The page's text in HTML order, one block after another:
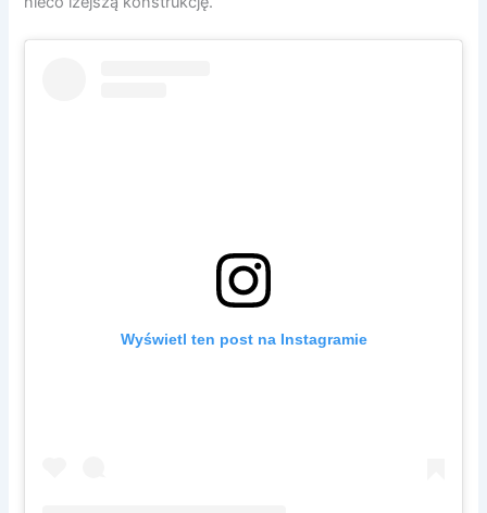
Wyświetl ten post na Instagramie